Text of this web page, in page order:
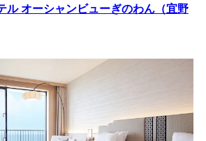
ル オーシャンビューぎのわん（宜野